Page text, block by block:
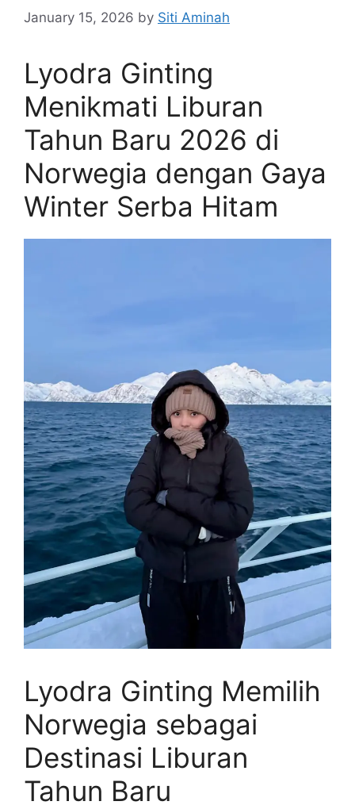
January 15, 2026 by Siti Aminah
Lyodra Ginting
Menikmati Liburan
Tahun Baru 2026 di
Norwegia dengan Gaya
Winter Serba Hitam
Lyodra Ginting Memilih
Norwegia sebagai
Destinasi Liburan
Tahun Baru